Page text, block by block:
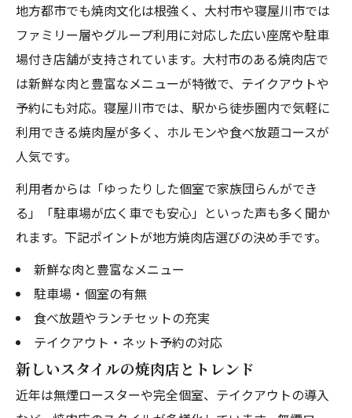
地方都市でも焼肉文化は根強く、大村市や寝屋川市では
ファミリー層やグループ利用に対応した広い座席や駐車
場付き店舗が支持されています。大村市のある焼肉店で
は新鮮な肉と豊富なメニューが特徴で、テイクアウトや
予約にも対応。寝屋川市では、駅から徒歩圏内で気軽に
利用できる焼肉屋が多く、ホルモンや食べ放題コースが
人気です。
利用者からは「ゆったりした個室で家族団らんができ
る」「駐車場が広く車でも安心」といった声も多く聞か
れます。下記ポイントが地方焼肉店選びの決め手です。
新鮮な肉と豊富なメニュー
駐車場・個室の有無
食べ放題やランチセットの充実
テイクアウト・ネット予約の対応
新しいスタイルの焼肉店とトレンド
近年は無煙ロースターや完全個室、テイクアウトの導入